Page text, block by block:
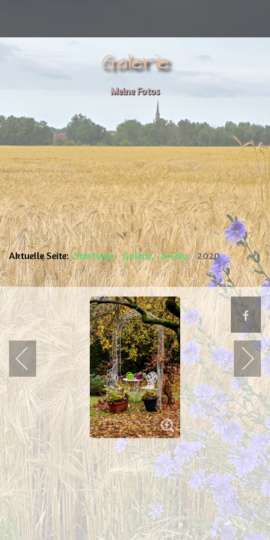
Galerie
Meine Fotos
Aktuelle Seite:Startseite Galerie Archiv 2020